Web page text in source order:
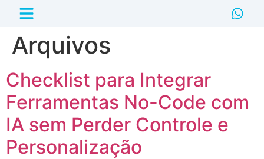
Arquivos
Checklist para Integrar
Ferramentas No-Code com
IA sem Perder Controle e
Personalização